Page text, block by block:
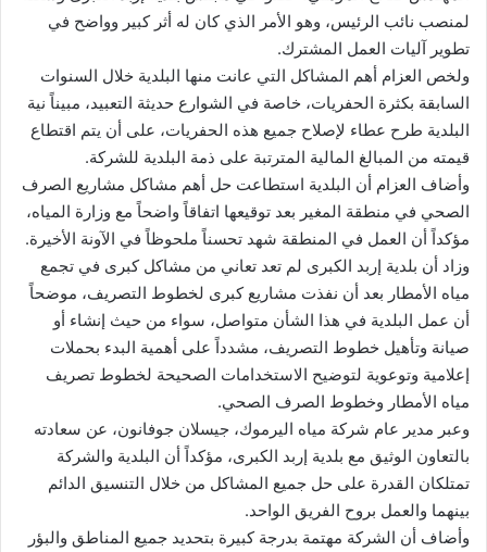
لمنصب نائب الرئيس، وهو الأمر الذي كان له أثر كبير وواضح في
تطوير آليات العمل المشترك.
ولخص العزام أهم المشاكل التي عانت منها البلدية خلال السنوات
السابقة بكثرة الحفريات، خاصة في الشوارع حديثة التعبيد، مبيناً نية
البلدية طرح عطاء لإصلاح جميع هذه الحفريات، على أن يتم اقتطاع
قيمته من المبالغ المالية المترتبة على ذمة البلدية للشركة.
وأضاف العزام أن البلدية استطاعت حل أهم مشاكل مشاريع الصرف
الصحي في منطقة المغير بعد توقيعها اتفاقاً واضحاً مع وزارة المياه،
مؤكداً أن العمل في المنطقة شهد تحسناً ملحوظاً في الآونة الأخيرة.
وزاد أن بلدية إربد الكبرى لم تعد تعاني من مشاكل كبرى في تجمع
مياه الأمطار بعد أن نفذت مشاريع كبرى لخطوط التصريف، موضحاً
أن عمل البلدية في هذا الشأن متواصل، سواء من حيث إنشاء أو
صيانة وتأهيل خطوط التصريف، مشدداً على أهمية البدء بحملات
إعلامية وتوعوية لتوضيح الاستخدامات الصحيحة لخطوط تصريف
مياه الأمطار وخطوط الصرف الصحي.
وعبر مدير عام شركة مياه اليرموك، جيسلان جوفانون، عن سعادته
بالتعاون الوثيق مع بلدية إربد الكبرى، مؤكداً أن البلدية والشركة
تمتلكان القدرة على حل جميع المشاكل من خلال التنسيق الدائم
بينهما والعمل بروح الفريق الواحد.
وأضاف أن الشركة مهتمة بدرجة كبيرة بتحديد جميع المناطق والبؤر